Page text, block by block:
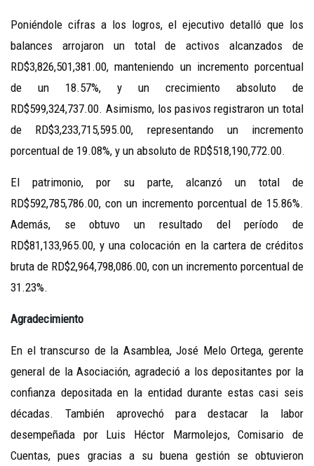
Poniéndole cifras a los logros, el ejecutivo detalló que los
balances arrojaron un total de activos alcanzados de
RD$3,826,501,381.00, manteniendo un incremento porcentual
de un 18.57%, y un crecimiento absoluto de
RD$599,324,737.00. Asimismo, los pasivos registraron un total
de RD$3,233,715,595.00, representando un incremento
porcentual de 19.08%, y un absoluto de RD$518,190,772.00.
El patrimonio, por su parte, alcanzó un total de
RD$592,785,786.00, con un incremento porcentual de 15.86%.
Además, se obtuvo un resultado del período de
RD$81,133,965.00, y una colocación en la cartera de créditos
bruta de RD$2,964,798,086.00, con un incremento porcentual de
31.23%.
Agradecimiento
En el transcurso de la Asamblea, José Melo Ortega, gerente
general de la Asociación, agradeció a los depositantes por la
confianza depositada en la entidad durante estas casi seis
décadas. También aprovechó para destacar la labor
desempeñada por Luis Héctor Marmolejos, Comisario de
Cuentas, pues gracias a su buena gestión se obtuvieron